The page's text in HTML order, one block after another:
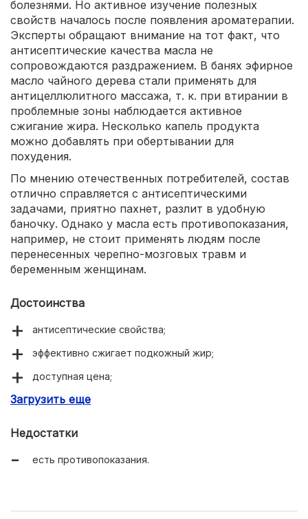
болезнями. Но активное изучение полезных
свойств началось после появления ароматерапии.
Эксперты обращают внимание на тот факт, что
антисептические качества масла не
сопровождаются раздражением. В банях эфирное
масло чайного дерева стали применять для
антицеллюлитного массажа, т. к. при втирании в
проблемные зоны наблюдается активное
сжигание жира. Несколько капель продукта
можно добавлять при обертывании для
похудения.
По мнению отечественных потребителей, состав
отлично справляется с антисептическими
задачами, приятно пахнет, разлит в удобную
баночку. Однако у масла есть противопоказания,
например, не стоит применять людям после
перенесенных черепно-мозговых травм и
беременным женщинам.
Достоинства
антисептические свойства;
эффективно сжигает подкожный жир;
доступная цена;
удобная фасовка.
Загрузить еще
Недостатки
есть противопоказания.